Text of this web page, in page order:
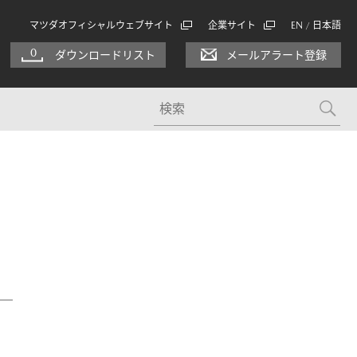
マツダオフィシャルウェブサイト 企業サイト EN / 日本語
0 ダウンロードリスト メールアラート登録